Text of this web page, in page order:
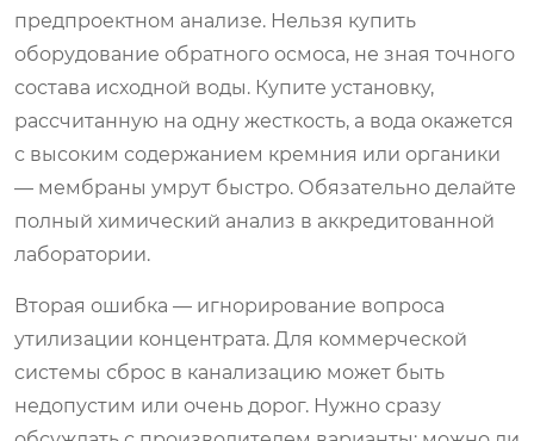
предпроектном анализе. Нельзя купить
оборудование обратного осмоса, не зная точного
состава исходной воды. Купите установку,
рассчитанную на одну жесткость, а вода окажется
с высоким содержанием кремния или органики
— мембраны умрут быстро. Обязательно делайте
полный химический анализ в аккредитованной
лаборатории.
Вторая ошибка — игнорирование вопроса
утилизации концентрата. Для коммерческой
системы сброс в канализацию может быть
недопустим или очень дорог. Нужно сразу